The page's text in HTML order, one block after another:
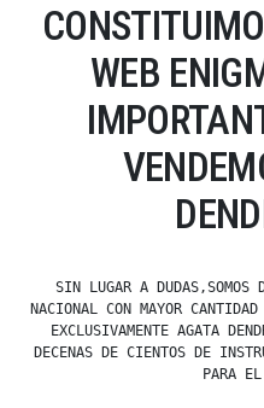
WEB
SIN LUGAR A DUDAS,SOMOS
NACIONAL CON MAYOR
EXCLUSIVAMENTE AGATA
DECENAS DE CIENTOS DE
PARA